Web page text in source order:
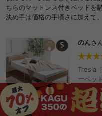
ちらのマットレス付きベッドを
決め手は価格の手頃さに加えて
はとても助かりました。
まだ設置したばかりで本格的に
が楽しみです。
のんさ
Tresia
ーベッ
トレス
ド下収
い 湿気